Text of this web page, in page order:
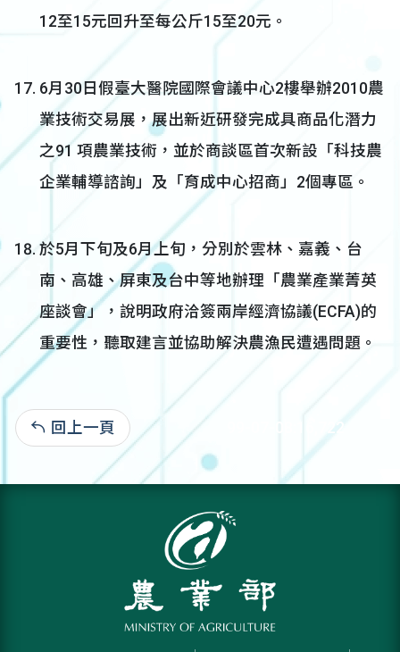
12至15元回升至每公斤15至20元。
6月30日假臺大醫院國際會議中心2樓舉辦2010農
業技術交易展，展出新近研發完成具商品化潛力
之91 項農業技術，並於商談區首次新設「科技農
企業輔導諮詢」及「育成中心招商」2個專區。
於5月下旬及6月上旬，分別於雲林、嘉義、台
南、高雄、屏東及台中等地辦理「農業產業菁英
座談會」，說明政府洽簽兩岸經濟協議(ECFA)的
重要性，聽取建言並協助解決農漁民遭遇問題。
回上一頁 99-07-08:16,722